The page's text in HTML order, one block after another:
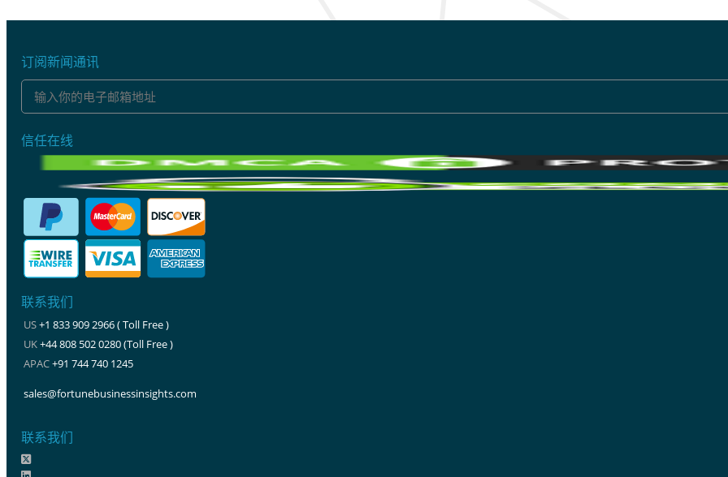
订阅新闻通讯
信任在线
联系我们
US+1 833 909 2966 ( Toll Free )
UK+44 808 502 0280 (Toll Free )
APAC+91 744 740 1245
sales@fortunebusinessinsights.com
联系我们